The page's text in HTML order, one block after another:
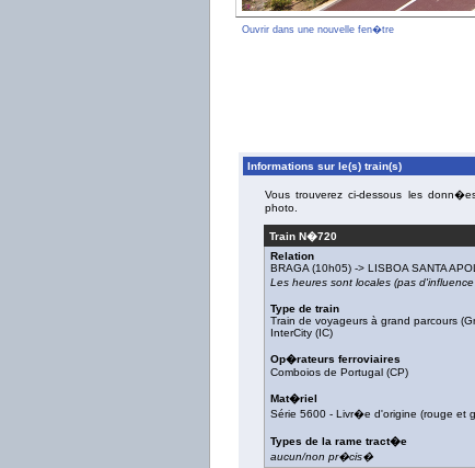
Ouvrir dans une nouvelle fen�tre
Informations sur le(s) train(s)
Vous trouverez ci-dessous les
photo.
Train N�720
Relation
BRAGA (10h05) -> LISBOA SANTA
Les heures sont locales (pas
Type de train
Train de voyageurs à grand parcours
InterCity (IC)
Op�rateurs ferroviaires
Comboios de Portugal (CP)
Mat�riel
Série 5600 - Livr�e d'origine (rouge et
Types de la rame tract�e
aucun/non pr�cis�